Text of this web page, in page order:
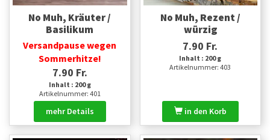
No Muh, Kräuter /
Basilikum
Versandpause wegen
Sommerhitze!
7.90 Fr.
Inhalt : 200 g
Artikelnummer: 401
mehr Details
No Muh, Rezent /
würzig
7.90 Fr.
Inhalt : 200 g
Artikelnummer: 403
in den Korb